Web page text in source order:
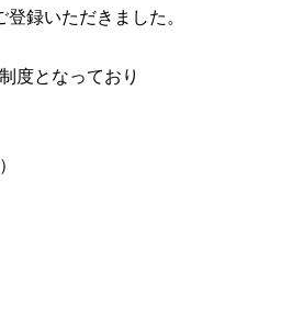
録いただきました。
度となっており